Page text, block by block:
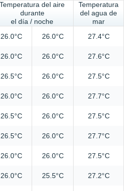
Temperatura del aire
durante
el día / noche
Temperatura
del agua de
mar
26.0°C 26.0°C 27.4°C
26.0°C 26.0°C 27.6°C
26.5°C 26.0°C 27.5°C
26.0°C 26.0°C 27.7°C
26.5°C 26.0°C 27.5°C
26.5°C 26.0°C 27.7°C
26.0°C 26.0°C 27.5°C
26.0°C 25.5°C 27.2°C